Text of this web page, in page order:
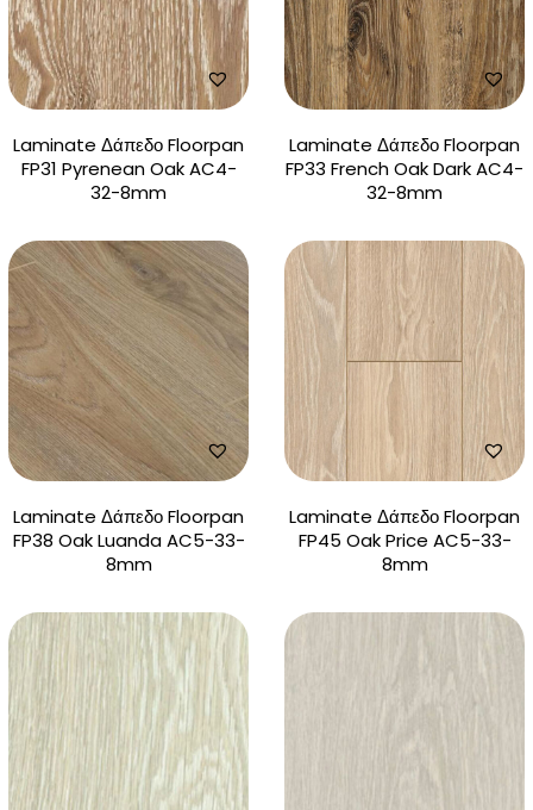
Laminate Δάπεδο Floorpan
FP31 Pyrenean Oak AC4-
32-8mm
Laminate Δάπεδο Floorpan
FP33 French Oak Dark AC4-
32-8mm
Laminate Δάπεδο Floorpan
FP38 Oak Luanda AC5-33-
8mm
Laminate Δάπεδο Floorpan
FP45 Oak Price AC5-33-
8mm